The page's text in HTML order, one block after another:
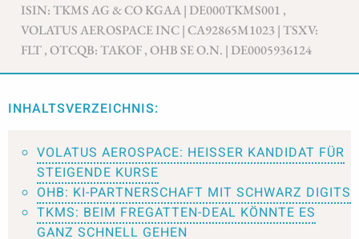
ISIN: TKMS AG & CO KGAA | DE000TKMS001 ,
VOLATUS AEROSPACE INC | CA92865M1023 | TSXV:
FLT , OTCQB: TAKOF , OHB SE O.N. | DE0005936124
INHALTSVERZEICHNIS:
VOLATUS AEROSPACE: HEISSER KANDIDAT FÜR S
TEIGENDE KURSE
OHB: KI-PARTNERSCHAFT MIT SCHWARZ DIGITS
TKMS: BEIM FREGATTEN-DEAL KÖNNTE ES
GANZ SCHNELL GEHEN